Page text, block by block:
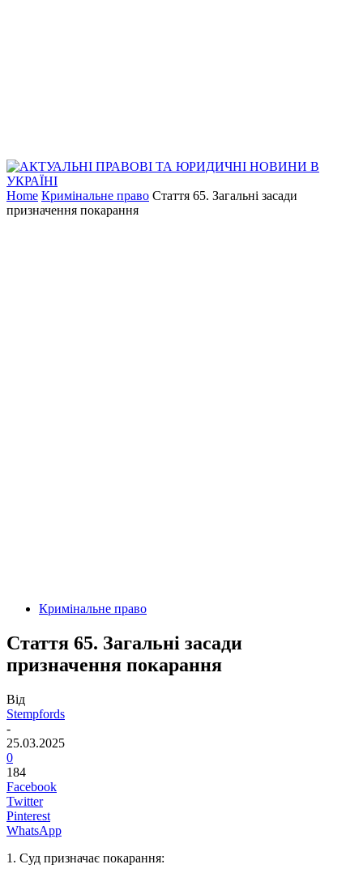
Home Кримінальне право Стаття 65. Загальні засади
призначення покарання
Кримінальне право
Стаття 65. Загальні засади
призначення покарання
Від
Stempfords
-
25.03.2025
0
184
Facebook
Twitter
Pinterest
WhatsApp
1. Суд призначає покарання: